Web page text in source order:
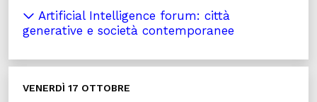
Artificial Intelligence forum: città
generative e società contemporanee
VENERDÌ 17 OTTOBRE